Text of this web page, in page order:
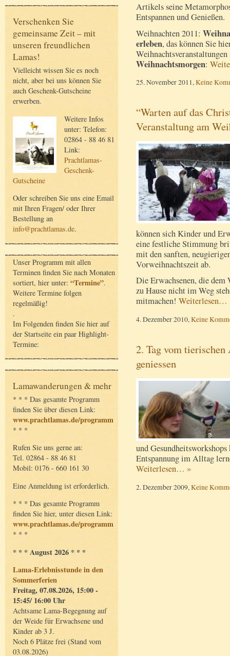
Verschenken Sie
gemeinsame Zeit – mit
unseren freundlichen
Lamas!
Vielleicht wissen Sie es noch
nicht, aber bei uns können Sie
auch Geschenk-Gutscheine
erwerben.
Weitere Infos
unter: Telefon:
02864 - 88 46 81
Link:
Prachtlamas-
Geschenk-
Gutscheine
Oder schreiben Sie uns eine Email
mit Ihren Fragen/ oder Ihrer
Bestellung an
info@prachtlamas.de.
Unser Programm mit allen
Terminen finden Sie nach Monaten
sortiert, hier unter: “Termine”.
Weitere Termine folgen
regelmäßig!
.
Im Folgenden finden Sie hier auf
der Startseite ein paar Highlight-
Termine:
Lamawanderungen & mehr
* * * Das gesamte Programm
finden Sie über diesen Link:
www.prachtlamas.de/programm
* * *
Rufen Sie uns gerne an:
Tel. 02864 - 88 46 81
Mobil: 0176 - 660 161 30
Eine Anmeldung ist erforderlich.
* * * Das gesamte Programm
finden Sie hier, unter diesen Link:
www.prachtlamas.de/programm
* * *
* * * August 2026 * * *
Lama-Erlebnisstunde in den
Sommerferien
Freitag, 07.08.2026, 15:00 -
15:45/ 16:00 Uhr
Achtsame Lama-Begegnung auf
der Weide für Erwachsene und
Kinder ab 3 J.
Noch 6 Plätze frei (Stand vom
03.08.2026)
Artikels seine
Entspannen und Genießen.
Weihnachten 2011:
erleben, das können Sie
Weihnachtsmorgen:
25. November 2011,Keine
“Warten auf das
Veranstaltung am
können sich Kinder und
eine festliche Stimmung
mit den sanften,
Vorweihnachtszeit ab.
Die Erwachsenen, die
zu Hause nicht im Weg
mitmachen! Weiterlesen…
4. Dezember 2010, Keine
2. Tag vom tierischen
geniessen
und
Entspannung im Alltag
Weiterlesen… »
2. Dezember 2009, Keine